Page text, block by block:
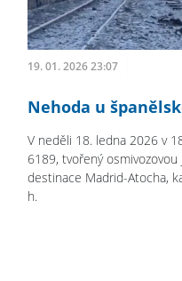
19. 01. 2026 23:07
Nehoda u
V neděli 18. ledna 2026 v
6189, tvořený
destinace Madrid-Atocha,
h.